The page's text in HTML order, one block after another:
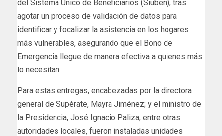
del Sistema Único de Beneficiarios (Siuben), tras
agotar un proceso de validación de datos para
identificar y focalizar la asistencia en los hogares
más vulnerables, asegurando que el Bono de
Emergencia llegue de manera efectiva a quienes más
lo necesitan
Para estas entregas, encabezadas por la directora
general de Supérate, Mayra Jiménez; y el ministro de
la Presidencia, José Ignacio Paliza, entre otras
autoridades locales, fueron instaladas unidades